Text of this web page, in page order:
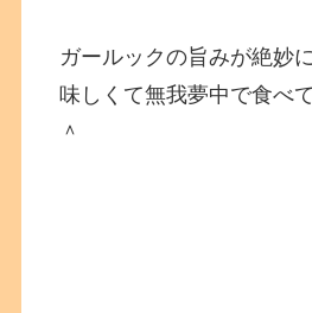
ガールックの旨みが絶妙
味しくて無我夢中で食べ
＾